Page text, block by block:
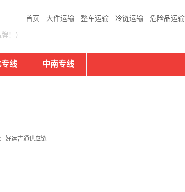
首页 大件运输 整车运输 冷链运输 危险品运输
！）
专线 中南专线
好运吉通供应链